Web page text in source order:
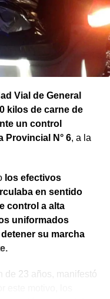
Vial de General
kilos de carne de
un control
Provincial N° 6, a la
los efectivos
en sentido
control a alta
uniformados
su marcha
de 23 años, manifestó